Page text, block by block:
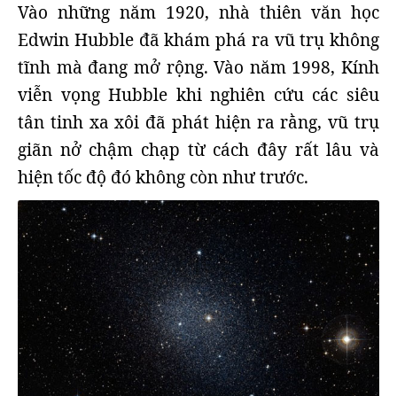
Vào những năm 1920, nhà thiên văn học
Edwin Hubble đã khám phá ra vũ trụ không
tĩnh mà đang mở rộng. Vào năm 1998, Kính
viễn vọng Hubble khi nghiên cứu các siêu
tân tinh xa xôi đã phát hiện ra rằng, vũ trụ
giãn nở chậm chạp từ cách đây rất lâu và
hiện tốc độ đó không còn như trước.